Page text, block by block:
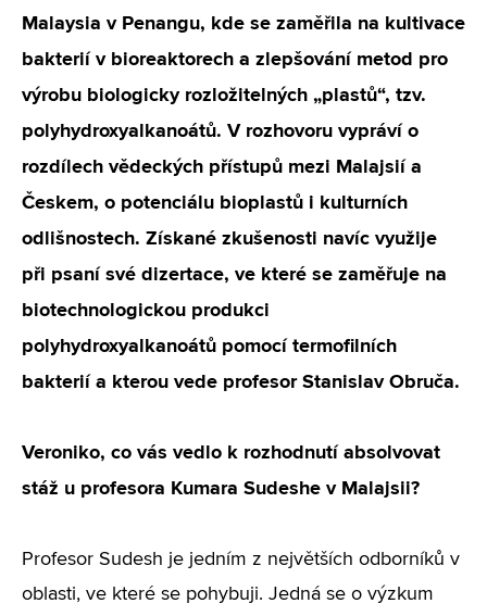
Malaysia v Penangu, kde se zaměřila na kultivace
bakterií v bioreaktorech a zlepšování metod pro
výrobu biologicky rozložitelných „plastů“, tzv.
polyhydroxyalkanoátů. V rozhovoru vypráví o
rozdílech vědeckých přístupů mezi Malajsií a
Českem, o potenciálu bioplastů i kulturních
odlišnostech. Získané zkušenosti navíc využije
při psaní své dizertace, ve které se zaměřuje na
biotechnologickou produkci
polyhydroxyalkanoátů pomocí termofilních
bakterií a kterou vede profesor Stanislav Obruča.
Veroniko, co vás vedlo k rozhodnutí absolvovat
stáž u profesora Kumara Sudeshe v Malajsii?
Profesor Sudesh je jedním z největších odborníků v
oblasti, ve které se pohybuji. Jedná se o výzkum